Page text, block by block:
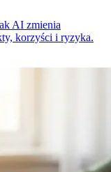
AI zmienia
korzyści i ryzyka.